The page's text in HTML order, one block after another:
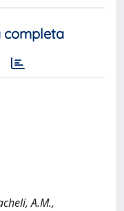
completa
A.M.,